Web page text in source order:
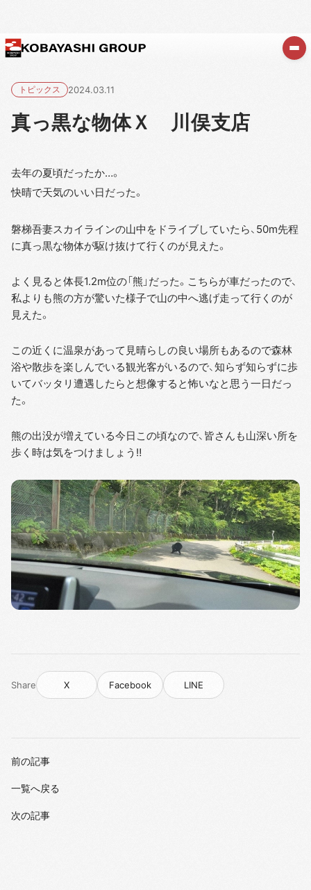
トピックス 2024.03.11
真っ黒な物体Ｘ 川俣支店
去年の夏頃だったか…。
快晴で天気のいい日だった。
磐梯吾妻スカイラインの山中をドライブしていたら、50m先程
に真っ黒な物体が駆け抜けて行くのが見えた。
よく見ると体長1.2m位の「熊」だった。こちらが車だったので、
私よりも熊の方が驚いた様子で山の中へ逃げ走って行くのが
見えた。
この近くに温泉があって見晴らしの良い場所もあるので森林
浴や散歩を楽しんでいる観光客がいるので、知らず知らずに歩
いてバッタリ遭遇したらと想像すると怖いなと思う一日だっ
た。
熊の出没が増えている今日この頃なので、皆さんも山深い所を
歩く時は気をつけましょう‼
Share X Facebook LINE
前の記事
一覧へ戻る
次の記事